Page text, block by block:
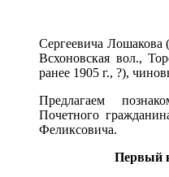
Сергеевича Лошакова
Всхоновская вол.,
ранее 1905 г., ?),
Предлагаем
Почетного
Феликсовича.
Первый